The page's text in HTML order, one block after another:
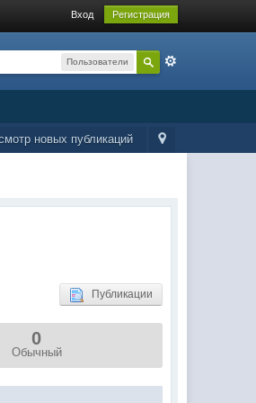
Вход Регистрация
Пользователи
новых публикаций
Публикации
0
Обычный